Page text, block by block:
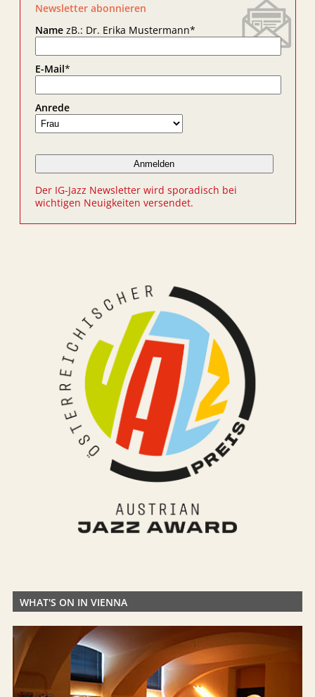
Newsletter abonnieren
NamezB.: Dr. Erika Mustermann*
E-Mail*
Anrede
Der IG-Jazz Newsletter wird sporadisch bei
wichtigen Neuigkeiten versendet.
WHAT'S ON IN VIENNA